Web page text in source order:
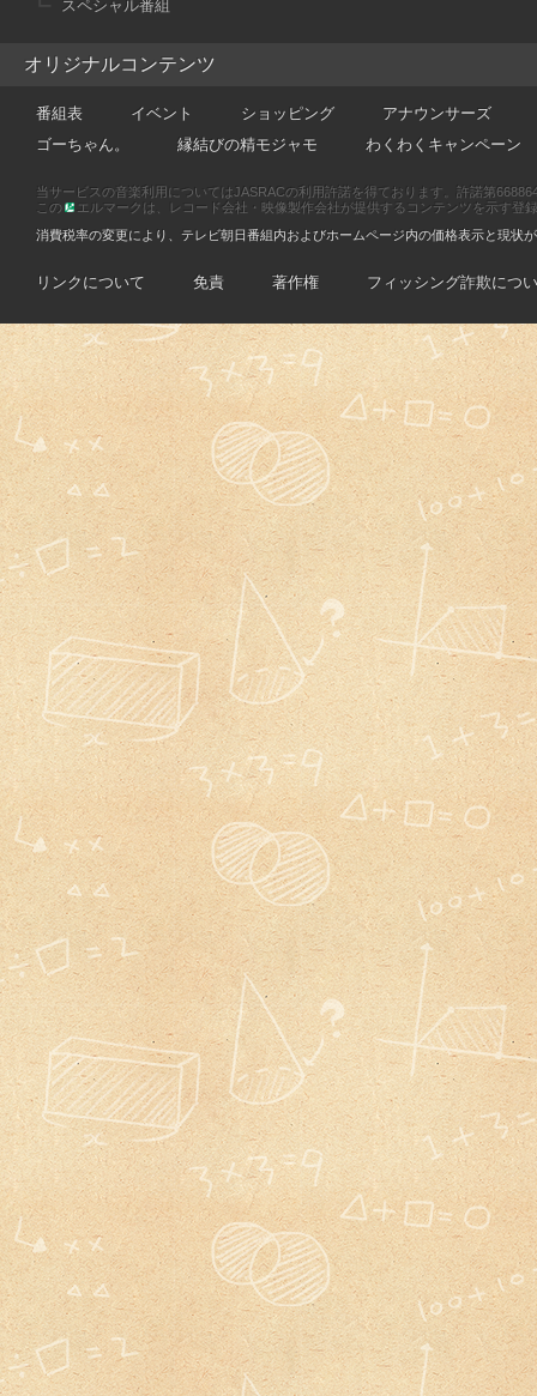
スペシャル番組
オリジナルコンテンツ
番組表 イベント ショッピング
アナウンサーズ
ゴーちゃん。
縁結びの精モジャモ わくわくキャンペーン
当サービスの音楽利用についてはJASRACの利用許諾を得ております。許諾第
この
エルマークは、レコード会社・映像製作会社が提供するコンテンツを示す登
消費税率の変更により、テレビ朝日番組内およびホームページ内の価格表示と現状
リンクについて 免責 著作権 フィッシング詐欺につ